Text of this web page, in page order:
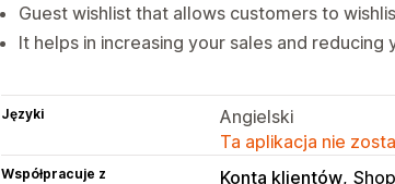
Guest wishlist that allows customers to
It helps in increasing your sales and
Języki
Angielski
Ta aplikacja nie
Współpracuje z Konta klientów